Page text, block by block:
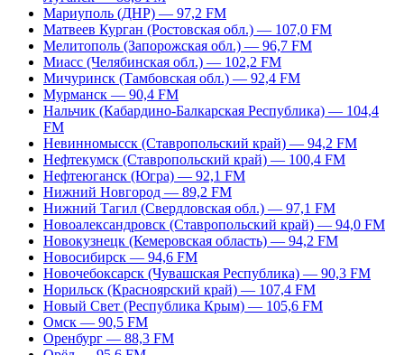
Мариуполь (ДНР) — 97,2 FM
Матвеев Курган (Ростовская обл.) — 107,0 FM
Мелитополь (Запорожская обл.) — 96,7 FM
Миасс (Челябинская обл.) — 102,2 FM
Мичуринск (Тамбовская обл.) — 92,4 FM
Мурманск — 90,4 FM
Нальчик (Кабардино-Балкарская Республика) — 104,4
FM
Невинномысск (Ставропольский край) — 94,2 FM
Нефтекумск (Ставропольский край) — 100,4 FM
Нефтеюганск (Югра) — 92,1 FM
Нижний Новгород — 89,2 FM
Нижний Тагил (Свердловская обл.) — 97,1 FM
Новоалександровск (Ставропольский край) — 94,0 FM
Новокузнецк (Кемеровская область) — 94,2 FM
Новосибирск — 94,6 FM
Новочебоксарск (Чувашская Республика) — 90,3 FM
Норильск (Красноярский край) — 107,4 FM
Новый Свет (Республика Крым) — 105,6 FM
Омск — 90,5 FM
Оренбург — 88,3 FM